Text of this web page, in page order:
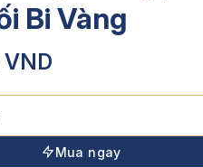
Bi Vàng
VND
Ngọc Trai 5ly Phối Bi Vàng số
Mua ngay